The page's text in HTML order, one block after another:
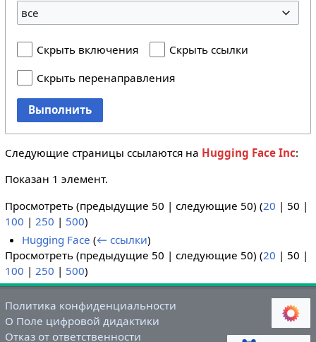
все
Скрыть включения
Скрыть ссылки
Скрыть перенаправления
Выполнить
Следующие страницы ссылаются на Hugging Face Inc:
Показан 1 элемент.
Просмотреть (предыдущие 50 | следующие 50) (20 | 50 |
100 | 250 | 500)
Hugging Face (← ссылки)
Просмотреть (предыдущие 50 | следующие 50) (20 | 50 |
100 | 250 | 500)
Политика конфиденциальности
О Поле цифровой дидактики
Отказ от ответственности